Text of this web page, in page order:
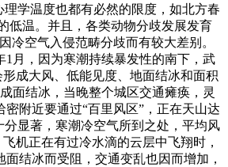
学温度也都有必然的限度，如北方春
温。并且，各类动物分歧发展发育
空气入侵范畴分歧而有较大差别。
月，因为寒潮持续暴发性的南下，武
成大风、低能见度、地面结冰和面积
面结冰，当晚整个城区交通瘫痪，灵
附近要通过“百里风区”，正在天山达
显著，寒潮冷空气所到之处，平均风
机正在有过冷水滴的云层中飞翔时，
结冰而受阻，交通变乱也因而增加，